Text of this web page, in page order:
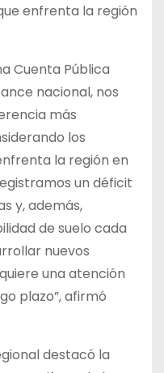
enfrenta la región
Cuenta Pública
nacional, nos
más
los
la región en
un déficit
y, además,
de suelo cada
nuevos
una atención
plazo”, afirmó
destacó la